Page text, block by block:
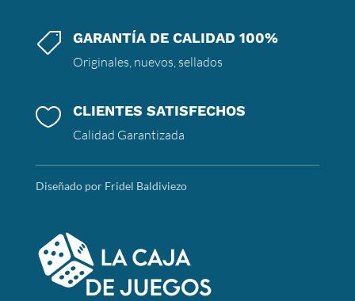
 GARANTÍA DE CALIDAD 100%
Originales, nuevos, sellados
 CLIENTES SATISFECHOS
Calidad Garantizada
Diseñado por Fridel Baldiviezo